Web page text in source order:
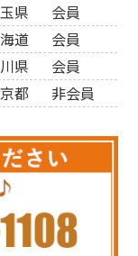
県
会員
道
会員
県
会員
都 非会員